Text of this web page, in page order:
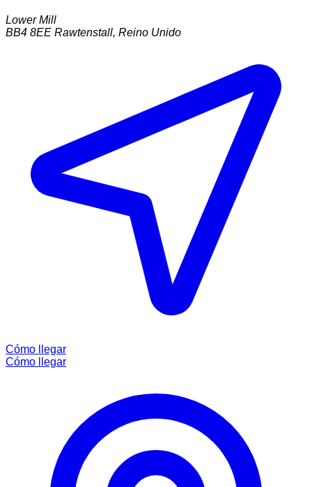
Lower Mill
BB4 8EE Rawtenstall, Reino Unido
Cómo llegar
Cómo llegar